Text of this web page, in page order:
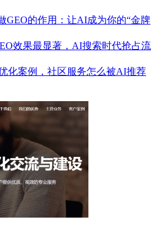
GEO的作用：让AI成为你的“金牌
效果最显著，AI搜索时代抢占流
化案例，社区服务怎么被AI推荐